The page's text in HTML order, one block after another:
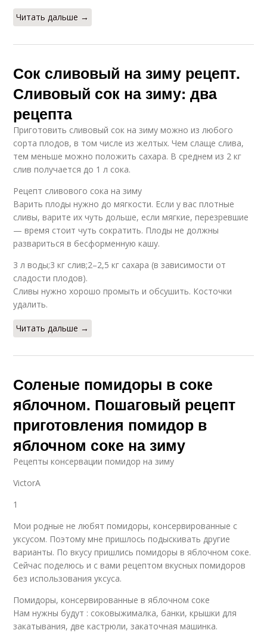
Читать дальше →
Сок сливовый на зиму рецепт.
Сливовый сок на зиму: два
рецепта
Приготовить сливовый сок на зиму можно из любого
сорта плодов, в том числе из желтых. Чем слаще слива,
тем меньше можно положить сахара. В среднем из 2 кг
слив получается до 1 л сока.
Рецепт сливового сока на зиму
Варить плоды нужно до мягкости. Если у вас плотные
сливы, варите их чуть дольше, если мягкие, перезревшие
— время стоит чуть сократить. Плоды не должны
развариться в бесформенную кашу.
3 л воды;3 кг слив;2–2,5 кг сахара (в зависимости от
сладости плодов).
Сливы нужно хорошо промыть и обсушить. Косточки
удалить.
Читать дальше →
Соленые помидоры в соке
яблочном. Пошаговый рецепт
приготовления помидор в
яблочном соке на зиму
Pецепты консервации помидор на зиму
VictorA
1
Мои родные не любят помидоры, консервированные с
уксусом. Поэтому мне пришлось подыскивать другие
варианты. По вкусу пришлись помидоры в яблочном соке.
Сейчас поделюсь и с вами рецептом вкусных помидоров
без использования уксуса.
Помидоры, консервированные в яблочном соке
Нам нужны будут : соковыжималка, банки, крышки для
закатывания, две кастрюли, закаточная машинка.